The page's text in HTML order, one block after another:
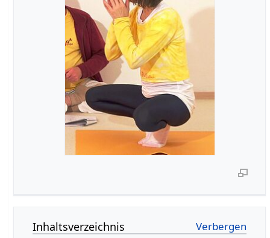
Inhaltsverzeichnis